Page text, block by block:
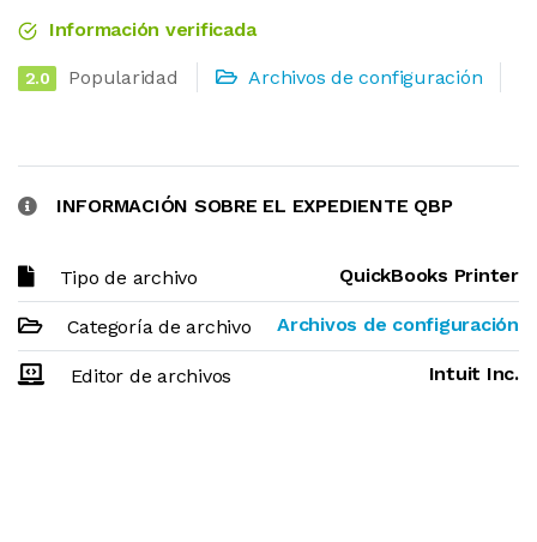
Información verificada
2.0 Popularidad Archivos de configuración
INFORMACIÓN SOBRE EL EXPEDIENTE QBP
Tipo de archivo QuickBooks Printer
Categoría de archivo Archivos de configuración
Editor de archivos Intuit Inc.